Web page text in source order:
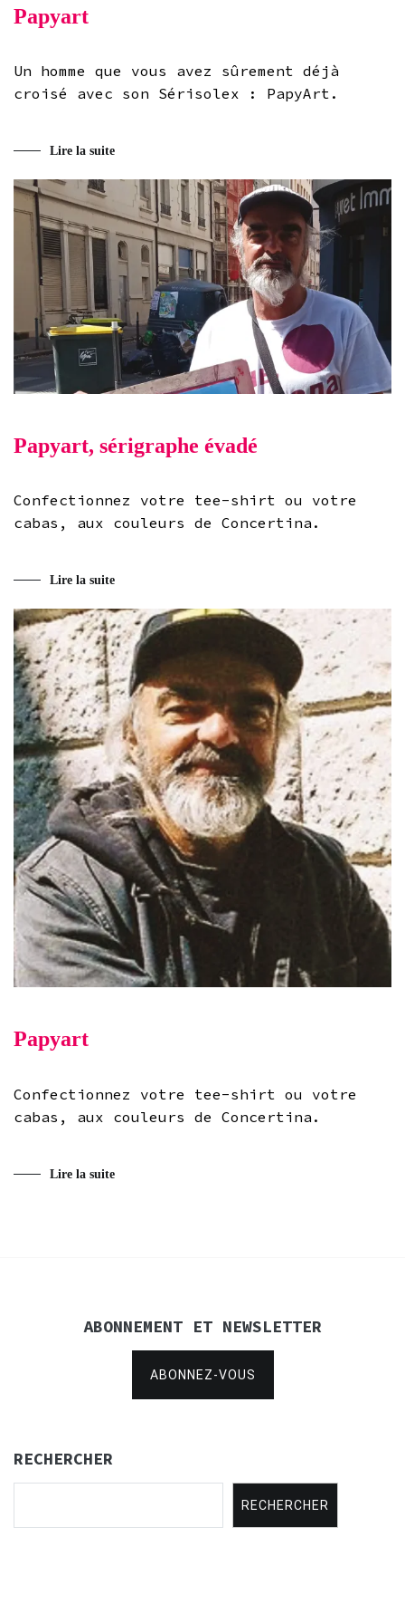
Papyart
Un homme que vous avez sûrement déjà
croisé avec son Sérisolex : PapyArt.
Lire la suite
Papyart, sérigraphe évadé
Confectionnez votre tee-shirt ou votre
cabas, aux couleurs de Concertina.
Lire la suite
Papyart
Confectionnez votre tee-shirt ou votre
cabas, aux couleurs de Concertina.
Lire la suite
ABONNEMENT ET NEWSLETTER
ABONNEZ-VOUS
RECHERCHER
RECHERCHER